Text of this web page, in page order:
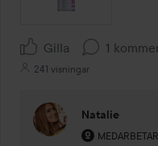
Gilla 1
241 visningar
Natalie
Användarens